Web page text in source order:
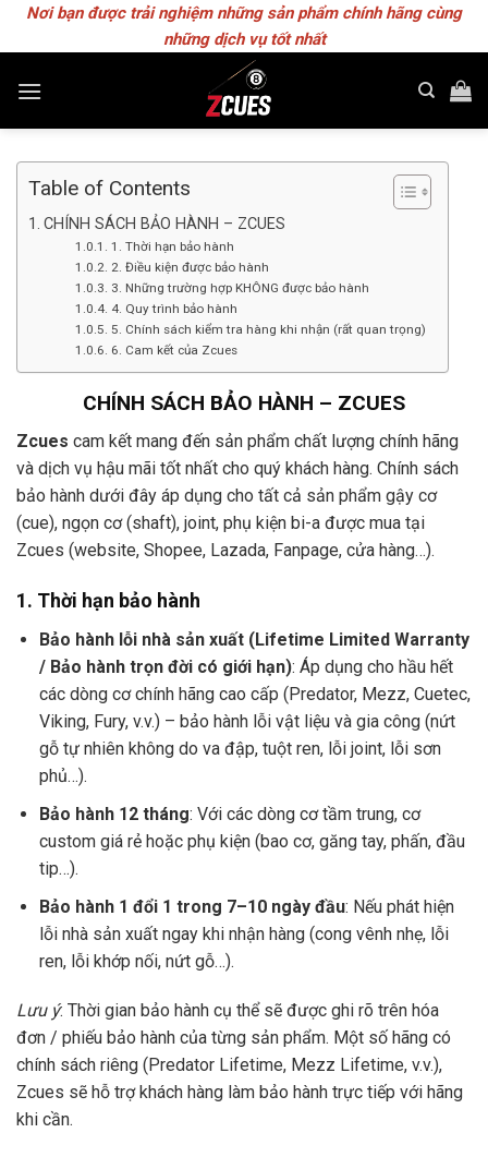
SkipNơi bạn được trải nghiệm những sản phẩm chính hãng cùng
những dịch vụ tốt nhất
Table of Contents
CHÍNH SÁCH BẢO HÀNH – ZCUES
1. Thời hạn bảo hành
2. Điều kiện được bảo hành
3. Những trường hợp KHÔNG được bảo hành
4. Quy trình bảo hành
5. Chính sách kiểm tra hàng khi nhận (rất quan trọng)
6. Cam kết của Zcues
CHÍNH SÁCH BẢO HÀNH – ZCUES
Zcues cam kết mang đến sản phẩm chất lượng chính hãng
và dịch vụ hậu mãi tốt nhất cho quý khách hàng. Chính sách
bảo hành dưới đây áp dụng cho tất cả sản phẩm gậy cơ
(cue), ngọn cơ (shaft), joint, phụ kiện bi-a được mua tại
Zcues (website, Shopee, Lazada, Fanpage, cửa hàng…).
1. Thời hạn bảo hành
Bảo hành lỗi nhà sản xuất (Lifetime Limited Warranty
/ Bảo hành trọn đời có giới hạn): Áp dụng cho hầu hết
các dòng cơ chính hãng cao cấp (Predator, Mezz, Cuetec,
Viking, Fury, v.v.) – bảo hành lỗi vật liệu và gia công (nứt
gỗ tự nhiên không do va đập, tuột ren, lỗi joint, lỗi sơn
phủ…).
Bảo hành 12 tháng: Với các dòng cơ tầm trung, cơ
custom giá rẻ hoặc phụ kiện (bao cơ, găng tay, phấn, đầu
tip…).
Bảo hành 1 đổi 1 trong 7–10 ngày đầu: Nếu phát hiện
lỗi nhà sản xuất ngay khi nhận hàng (cong vênh nhẹ, lỗi
ren, lỗi khớp nối, nứt gỗ…).
Lưu ý: Thời gian bảo hành cụ thể sẽ được ghi rõ trên hóa
đơn / phiếu bảo hành của từng sản phẩm. Một số hãng có
chính sách riêng (Predator Lifetime, Mezz Lifetime, v.v.),
Zcues sẽ hỗ trợ khách hàng làm bảo hành trực tiếp với hãng
khi cần.